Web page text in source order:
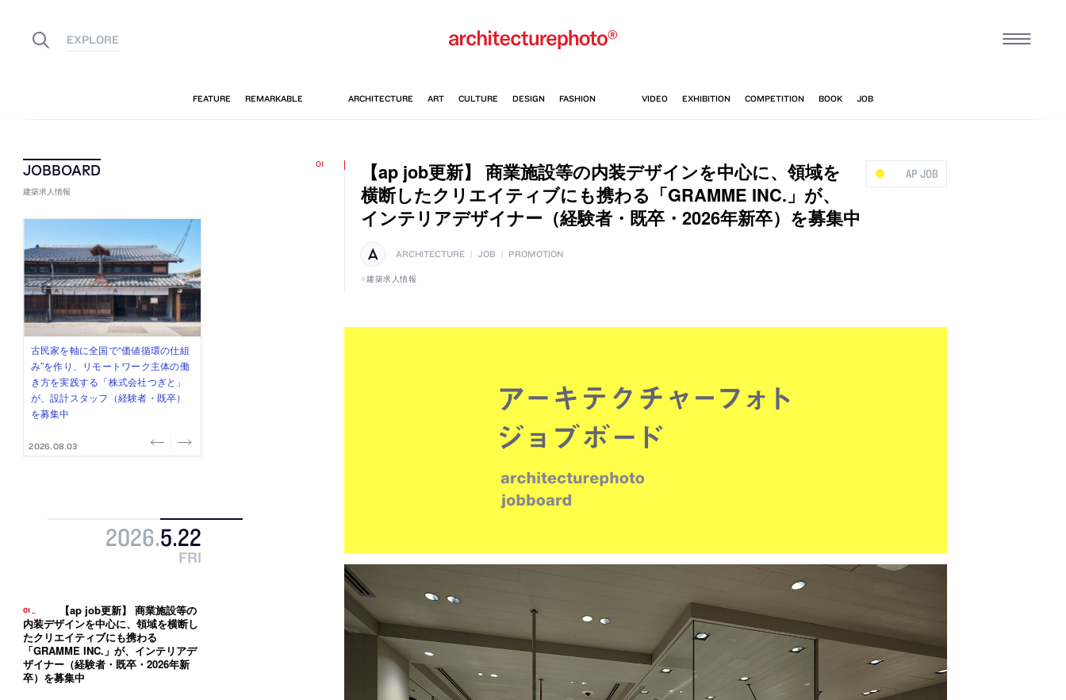
建築求人情報
佐々木慧が主宰する「axonometric株
式会社」が、設計スタッフ（経験
者・既卒・2027年新卒）を募集中
2026.08.07
古民家を軸に全国で“価値循環の仕組
み”を作り、リモートワーク主体の働
き方を実践する「株式会社つぎと」
が、設計スタッフ（経験者・既卒）
を募集中
2026.08.03
リノベる株式会社が、設計パートナ
ー (業務委託) を募集中
2026.08.03
社会への影響力のある建築を手掛
け、スタッフ同士で助け合う環境づ
くりも行う「E.A.S.T.architects」
が、設計スタッフ（経験者・既卒・
2027年新卒）を募集中
2026.07.31
代官山を拠点に活動する「梅澤竜也 /
ALA INC.」が、設計スタッフ・アル
バイト・事務職を募集中
2026.07.30
2026.5.22
FRI
【ap job更新】 商業施設等の
内装デザインを中心に、領域を横断し
たクリエイティブにも携わる
「GRAMME INC.」が、インテリアデ
ザイナー（経験者・既卒・2026年新
卒）を募集中
AP JOB
【ap job更新】 商業施設等の内装デザインを中心に、領域を
横断したクリエイティブにも携わる「GRAMME INC.」が、
インテリアデザイナー（経験者・既卒・2026年新卒）を募集中
ARCHITECTURE JOB PROMOTION
建築求人情報